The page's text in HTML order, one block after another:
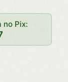
no Pix: